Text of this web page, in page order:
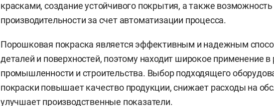
красками, создание устойчивого покрытия, а также
производительности за счет автоматизации процесса.
Порошковая покраска является эффективным и надежным
деталей и поверхностей, поэтому находит широкое применение в
промышленности и строительства. Выбор подходящего
покраски повышает качество продукции, снижает расходы на
улучшает производственные показатели.